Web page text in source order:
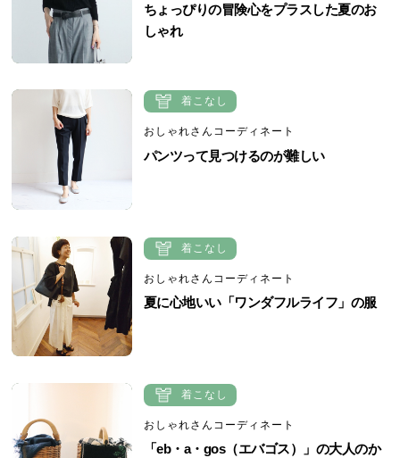
ちょっぴりの冒険心をプラスした夏のお
しゃれ
着こなし
おしゃれさんコーディネート
パンツって見つけるのが難しい
着こなし
おしゃれさんコーディネート
夏に心地いい「ワンダフルライフ」の服
着こなし
おしゃれさんコーディネート
「eb・a・gos（エバゴス）」の大人のか